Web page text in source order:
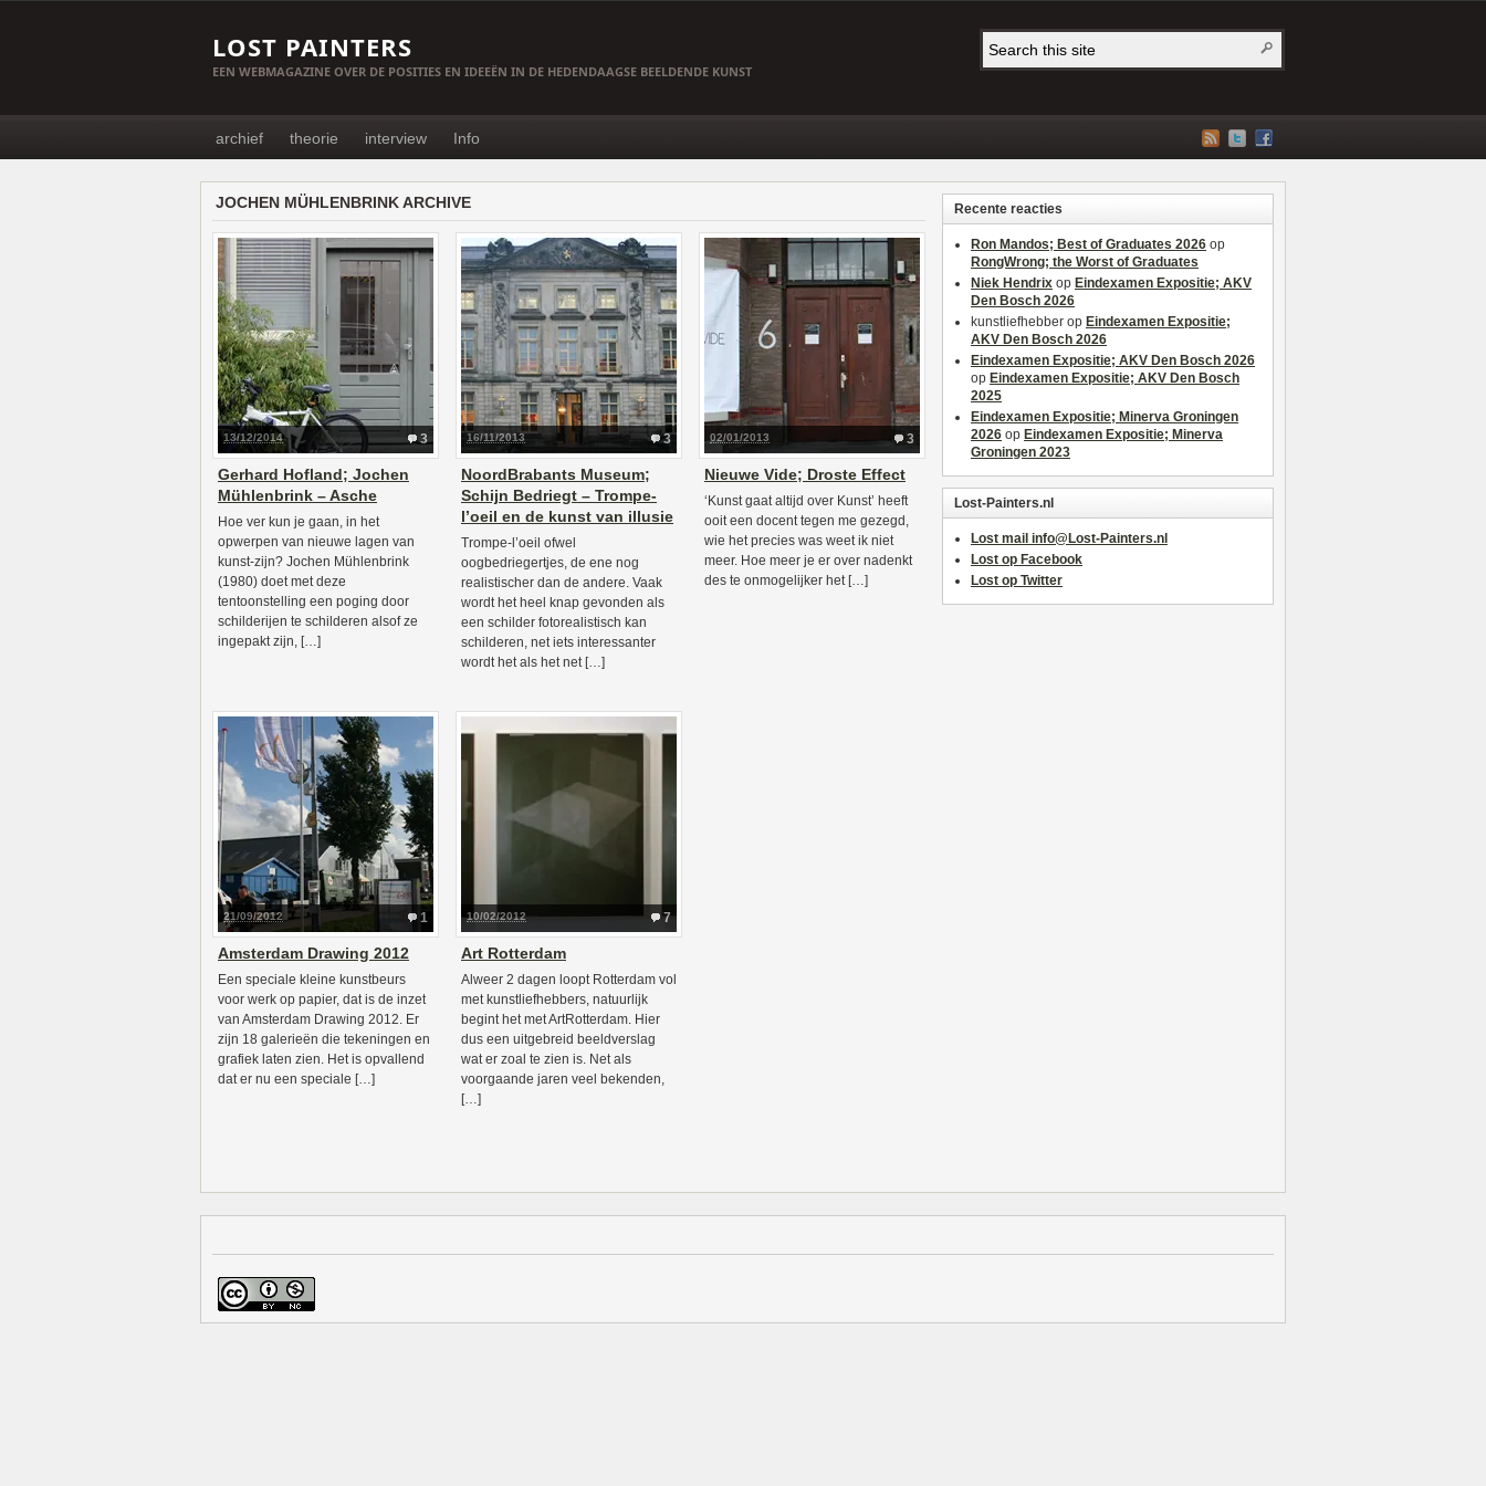
LOST PAINTERS
EEN WEBMAGAZINE OVER DE POSITIES EN IDEEËN IN DE HEDENDAAGSE BEELDENDE KUNST
archief theorie interview Info
JOCHEN MÜHLENBRINK ARCHIVE
3
13/12/2014
Gerhard Hofland; Jochen
Mühlenbrink – Asche
Hoe ver kun je gaan, in het
opwerpen van nieuwe lagen van
kunst-zijn? Jochen Mühlenbrink
(1980) doet met deze
tentoonstelling een poging door
schilderijen te schilderen alsof ze
ingepakt zijn, […]
3
16/11/2013
NoordBrabants Museum;
Schijn Bedriegt – Trompe-
l’oeil en de kunst van illusie
Trompe-l’oeil ofwel
oogbedriegertjes, de ene nog
realistischer dan de andere. Vaak
wordt het heel knap gevonden als
een schilder fotorealistisch kan
schilderen, net iets interessanter
wordt het als het net […]
3
02/01/2013
Nieuwe Vide; Droste Effect
‘Kunst gaat altijd over Kunst’ heeft
ooit een docent tegen me gezegd,
wie het precies was weet ik niet
meer. Hoe meer je er over nadenkt
des te onmogelijker het […]
1
21/09/2012
Amsterdam Drawing 2012
Een speciale kleine kunstbeurs
voor werk op papier, dat is de inzet
van Amsterdam Drawing 2012. Er
zijn 18 galerieën die tekeningen en
grafiek laten zien. Het is opvallend
dat er nu een speciale […]
7
10/02/2012
Art Rotterdam
Alweer 2 dagen loopt Rotterdam vol
met kunstliefhebbers, natuurlijk
begint het met ArtRotterdam. Hier
dus een uitgebreid beeldverslag
wat er zoal te zien is. Net als
voorgaande jaren veel bekenden,
[…]
Recente reacties
Ron Mandos; Best of Graduates 2026 op
RongWrong; the Worst of Graduates
Niek Hendrix op Eindexamen Expositie; AKV
Den Bosch 2026
kunstliefhebber op Eindexamen Expositie;
AKV Den Bosch 2026
Eindexamen Expositie; AKV Den Bosch 2026
op Eindexamen Expositie; AKV Den Bosch
2025
Eindexamen Expositie; Minerva Groningen
2026 op Eindexamen Expositie; Minerva
Groningen 2023
Lost-Painters.nl
Lost mail info@Lost-Painters.nl
Lost op Facebook
Lost op Twitter